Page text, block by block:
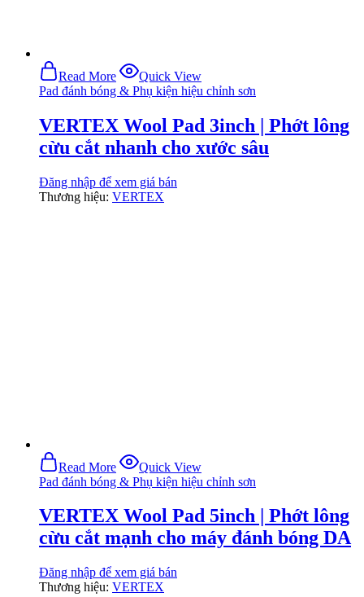
Read More
Quick View
Pad đánh bóng & Phụ kiện hiệu chỉnh sơn
VERTEX Wool Pad 3inch | Phớt lông
cừu cắt nhanh cho xước sâu
Đăng nhập để xem giá bán
Thương hiệu: VERTEX
Read More
Quick View
Pad đánh bóng & Phụ kiện hiệu chỉnh sơn
VERTEX Wool Pad 5inch | Phớt lông
cừu cắt mạnh cho máy đánh bóng DA
Đăng nhập để xem giá bán
Thương hiệu: VERTEX